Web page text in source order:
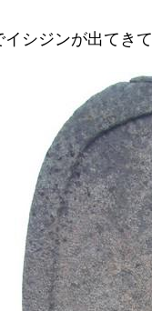
シジンが出てきて